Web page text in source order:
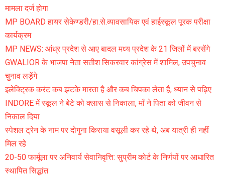
मामला दर्ज होगा
MP BOARD हायर सेकेण्डरी/हा.से.व्यावसायिक एवं हाईस्कूल पूरक परीक्षा
कार्यक्रम
MP NEWS: आंध्र प्रदेश से आए बादल मध्य प्रदेश के 21 जिलों में बरसेंगे
GWALIOR के भाजपा नेता सतीश सिकरवार कांग्रेस में शामिल, उपचुनाव
चुनाव लड़ेंगे
इलेक्ट्रिक करंट कब झटके मारता है और कब चिपका लेता है, ध्यान से पढ़िए
INDORE में स्कूल ने बेटे को क्लास से निकाला, माँ ने पिता को जीवन से
निकाल दिया
स्पेशल ट्रेन के नाम पर दोगुना किराया वसूली कर रहे थे, अब यात्री ही नहीं
मिल रहे
20-50 फार्मूला पर अनिवार्य सेवानिवृत्ति: सुप्रीम कोर्ट के निर्णयों पर आधारित
स्थापित सिद्धांत